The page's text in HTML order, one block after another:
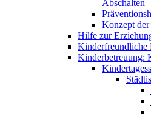
Abschalten
Konzept
Hilfe zur
Kinderfreundliche
Kinderbetreuung: